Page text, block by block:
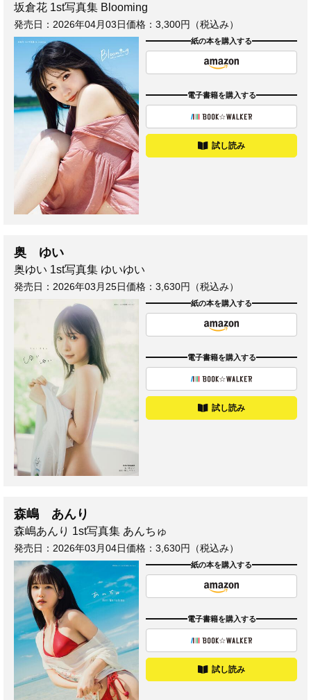
坂倉花 1st写真集 Blooming
発売日： 2026年04月03日価格：3,300円（税込み）
紙の本を購入する
電子書籍を購入する
試し読み
奥 ゆい
奥ゆい 1st写真集 ゆいゆい
発売日： 2026年03月25日価格：3,630円（税込み）
紙の本を購入する
電子書籍を購入する
試し読み
森嶋 あんり
森嶋あんり 1st写真集 あんちゅ
発売日： 2026年03月04日価格：3,630円（税込み）
紙の本を購入する
電子書籍を購入する
試し読み